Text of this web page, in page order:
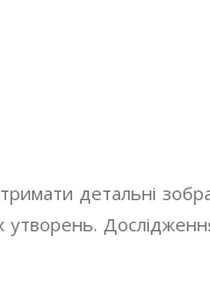
детальні
утворень.